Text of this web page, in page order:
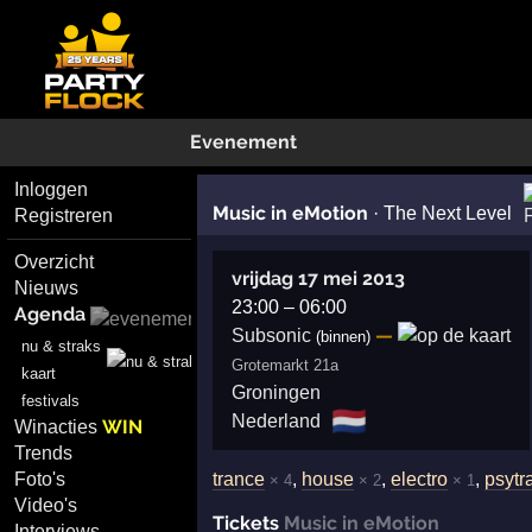
Evenement
Inloggen
Registreren
Overzicht
Nieuws
Agenda
nu & straks
kaart
festivals
WinactiesWIN
Trends
Foto's
Video's
Music in eMotion · The Next Level
vrijdag 17 mei 2013
23:00– 06:00
Subsonic (binnen) —
Grotemarkt 21a
Groningen
Nederland
🇳🇱
trance × 4, house × 2, electro × 1 ,
Tickets Music in eMotion